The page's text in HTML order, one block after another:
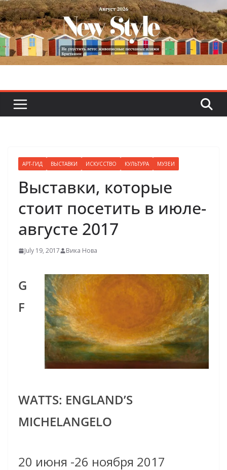
Skip
to
content
АРТ-ГИД ВЫСТАВКИ ИСКУССТВО КУЛЬТУРА МУЗЕИ
Выставки, которые
стоит посетить в июле-
августе 2017
July 19, 2017 Вика Нова
G
F
WATTS: ENGLAND’S
MICHELANGELO
20 июня -26 ноября 2017